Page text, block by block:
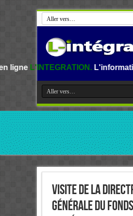
L'information au Benin, en
Visite de la
générale du Fonds